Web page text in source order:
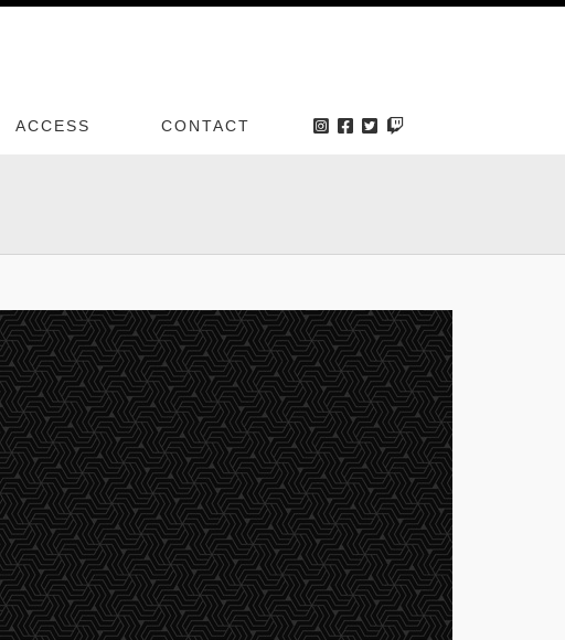
ACCESS CONTACT